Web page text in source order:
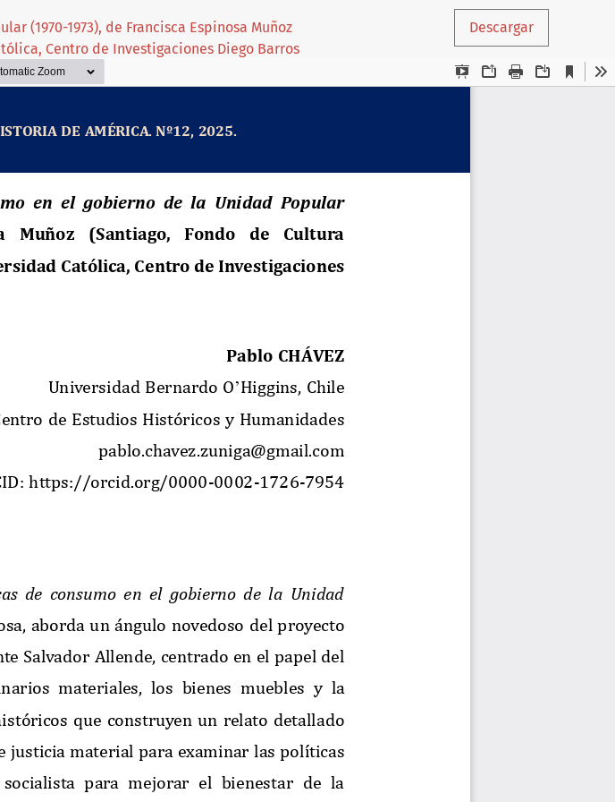
(1970-1973), de Francisca Espinosa Muñoz
Centro de Investigaciones Diego Barros
Descargar